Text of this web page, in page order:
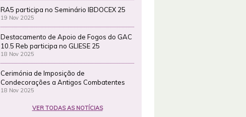
RA5 participa no Seminário IBDOCEX 25
19 Nov 2025
Destacamento de Apoio de Fogos do GAC
10.5 Reb participa no GLIESE 25
18 Nov 2025
Cerimónia de Imposição de
Condecorações a Antigos Combatentes
18 Nov 2025
VER TODAS AS NOTÍCIAS